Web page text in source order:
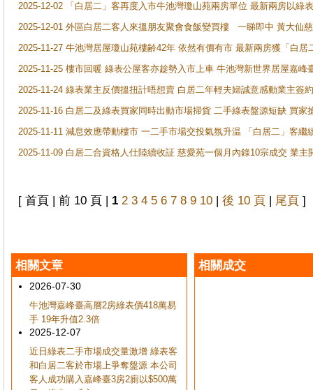
2025-12-02 「白居二」客再度入市牛池灣瓊山苑兩房單位 最新兩房以綠
2025-12-01 外區白居二客人來搵朋友聚會食飯變買樓 一睇即中 黃大仙
2025-11-27 牛池灣居屋瓊山苑樓齢42年 依然有價有市 最新兩房獲「白居
2025-11-25 樓市回暖 綠表公屋客亦趁勢入市上車 牛池灣新世界居屋嘉峰
2025-11-24 綠表業主反價搵扭計唔想賣 白居二年輕夫婦誠意感動業主簽
2025-11-16 白居二及綠表買家同時出動市場掃貨 二手綠表盤源短缺 買
2025-11-11 減息效應帶動樓市 一二手市場交投氣氛升温 「白居二」客
2025-11-09 白居二合資格人仕陸續收証 慈愛苑一個月內錄10宗成交 業
[ 首頁 | 前 10 頁 | 1 2 3 4 5 6 7 8 9 10 | 後 10 頁 | 尾頁 ]
相關文章
2026-07-30
牛池灣嘉峰臺高層2房綠表價418萬易
手 19年升值2.3倍
2025-12-07
近日綠表二手市場成交量激增 綠表客
和白居二客於市場上爭奪盤源 本公司
客人成功購入嘉峰臺3房2廁以$500萬
相關成交